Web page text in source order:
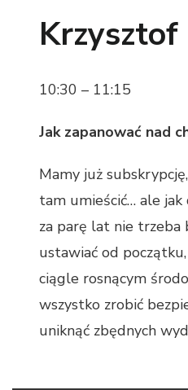
10:30 – 11:15
Jak zapanować nad
Mamy już
tam umieścić… ale
za parę lat nie trzeba
ustawiać od
ciągle rosnącym
wszystko zrobić
uniknąć zbędnych